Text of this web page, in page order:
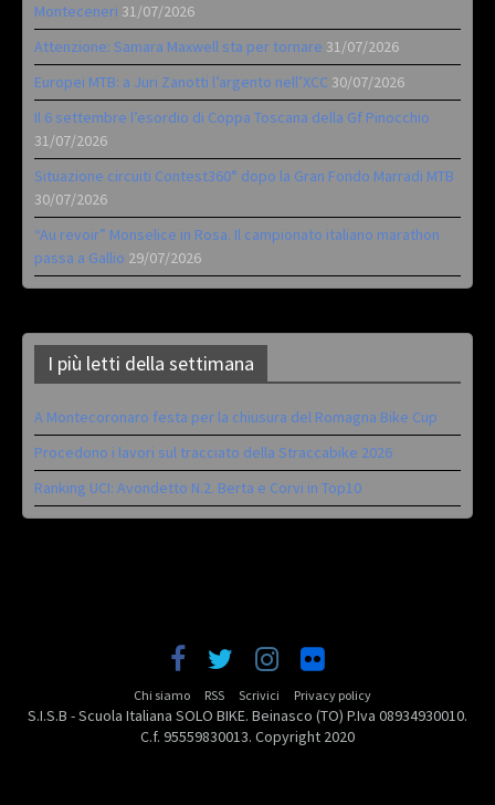
Monteceneri 31/07/2026
Attenzione: Samara Maxwell sta per tornare 31/07/2026
Europei MTB: a Juri Zanotti l’argento nell’XCC 30/07/2026
Il 6 settembre l’esordio di Coppa Toscana della Gf Pinocchio
31/07/2026
Situazione circuiti Contest360° dopo la Gran Fondo Marradi MTB
30/07/2026
“Au revoir” Monselice in Rosa. Il campionato italiano marathon
passa a Gallio 29/07/2026
I più letti della settimana
A Montecoronaro festa per la chiusura del Romagna Bike Cup
Procedono i lavori sul tracciato della Straccabike 2026
Ranking UCI: Avondetto N.2. Berta e Corvi in Top10
Chi siamo RSS Scrivici Privacy policy
S.I.S.B - Scuola Italiana SOLO BIKE. Beinasco (TO) P.Iva 08934930010.
C.f. 95559830013. Copyright 2020